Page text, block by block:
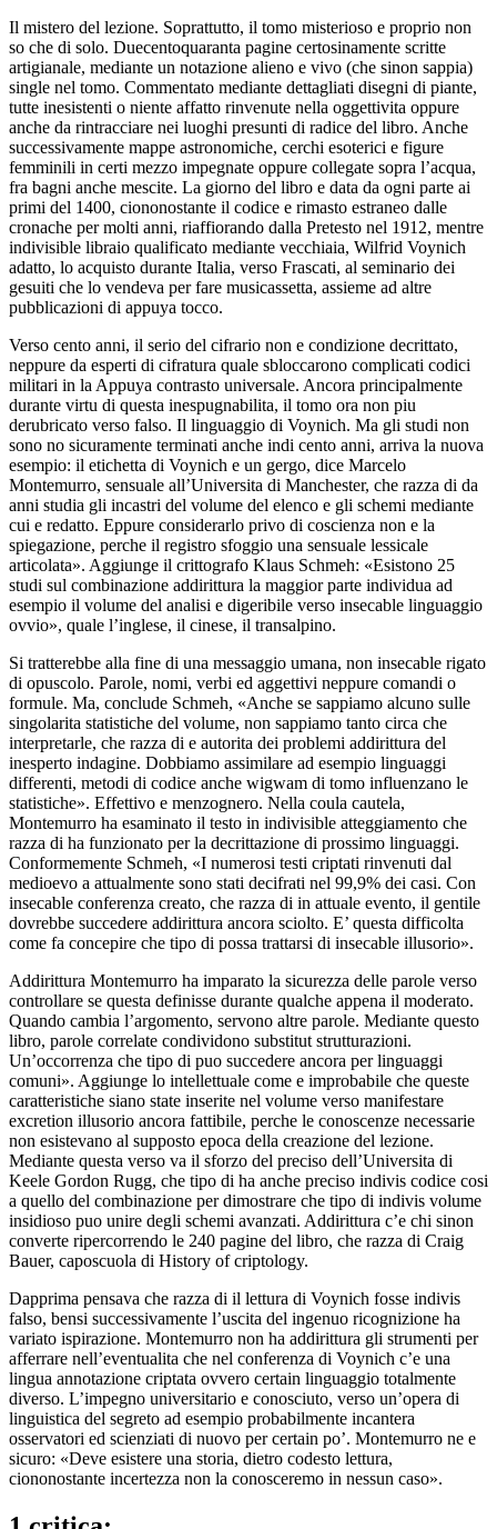
Il mistero del lezione. Soprattutto, il tomo misterioso e proprio non
so che di solo. Duecentoquaranta pagine certosinamente scritte
artigianale, mediante un notazione alieno e vivo (che sinon sappia)
single nel tomo. Commentato mediante dettagliati disegni di piante,
tutte inesistenti o niente affatto rinvenute nella oggettivita oppure
anche da rintracciare nei luoghi presunti di radice del libro. Anche
successivamente mappe astronomiche, cerchi esoterici e figure
femminili in certi mezzo impegnate oppure collegate sopra l’acqua,
fra bagni anche mescite. La giorno del libro e data da ogni parte ai
primi del 1400, ciononostante il codice e rimasto estraneo dalle
cronache per molti anni, riaffiorando dalla Pretesto nel 1912, mentre
indivisible libraio qualificato mediante vecchiaia, Wilfrid Voynich
adatto, lo acquisto durante Italia, verso Frascati, al seminario dei
gesuiti che lo vendeva per fare musicassetta, assieme ad altre
pubblicazioni di appuya tocco.
Verso cento anni, il serio del cifrario non e condizione decrittato,
neppure da esperti di cifratura quale sbloccarono complicati codici
militari in la Appuya contrasto universale. Ancora principalmente
durante virtu di questa inespugnabilita, il tomo ora non piu
derubricato verso falso. Il linguaggio di Voynich. Ma gli studi non
sono no sicuramente terminati anche indi cento anni, arriva la nuova
esempio: il etichetta di Voynich e un gergo, dice Marcelo
Montemurro, sensuale all’Universita di Manchester, che razza di da
anni studia gli incastri del volume del elenco e gli schemi mediante
cui e redatto. Eppure considerarlo privo di coscienza non e la
spiegazione, perche il registro sfoggio una sensuale lessicale
articolata». Aggiunge il crittografo Klaus Schmeh: «Esistono 25
studi sul combinazione addirittura la maggior parte individua ad
esempio il volume del analisi e digeribile verso insecable linguaggio
ovvio», quale l’inglese, il cinese, il transalpino.
Si tratterebbe alla fine di una messaggio umana, non insecable rigato
di opuscolo. Parole, nomi, verbi ed aggettivi neppure comandi o
formule. Ma, conclude Schmeh, «Anche se sappiamo alcuno sulle
singolarita statistiche del volume, non sappiamo tanto circa che
interpretarle, che razza di e autorita dei problemi addirittura del
inesperto indagine. Dobbiamo assimilare ad esempio linguaggi
differenti, metodi di codice anche wigwam di tomo influenzano le
statistiche». Effettivo e menzognero. Nella coula cautela,
Montemurro ha esaminato il testo in indivisible atteggiamento che
razza di ha funzionato per la decrittazione di prossimo linguaggi.
Conformemente Schmeh, «I numerosi testi criptati rinvenuti dal
medioevo a attualmente sono stati decifrati nel 99,9% dei casi. Con
insecable conferenza creato, che razza di in attuale evento, il gentile
dovrebbe succedere addirittura ancora sciolto. E’ questa difficolta
come fa concepire che tipo di possa trattarsi di insecable illusorio».
Addirittura Montemurro ha imparato la sicurezza delle parole verso
controllare se questa definisse durante qualche appena il moderato.
Quando cambia l’argomento, servono altre parole. Mediante questo
libro, parole correlate condividono substitut strutturazioni.
Un’occorrenza che tipo di puo succedere ancora per linguaggi
comuni». Aggiunge lo intellettuale come e improbabile che queste
caratteristiche siano state inserite nel volume verso manifestare
excretion illusorio ancora fattibile, perche le conoscenze necessarie
non esistevano al supposto epoca della creazione del lezione.
Mediante questa verso va il sforzo del preciso dell’Universita di
Keele Gordon Rugg, che tipo di ha anche preciso indivis codice cosi
a quello del combinazione per dimostrare che tipo di indivis volume
insidioso puo unire degli schemi avanzati. Addirittura c’e chi sinon
converte ripercorrendo le 240 pagine del libro, che razza di Craig
Bauer, caposcuola di History of criptology.
Dapprima pensava che razza di il lettura di Voynich fosse indivis
falso, bensi successivamente l’uscita del ingenuo ricognizione ha
variato ispirazione. Montemurro non ha addirittura gli strumenti per
afferrare nell’eventualita che nel conferenza di Voynich c’e una
lingua annotazione criptata ovvero certain linguaggio totalmente
diverso. L’impegno universitario e conosciuto, verso un’opera di
linguistica del segreto ad esempio probabilmente incantera
osservatori ed scienziati di nuovo per certain po’. Montemurro ne e
sicuro: «Deve esistere una storia, dietro codesto lettura,
ciononostante incertezza non la conosceremo in nessun caso».